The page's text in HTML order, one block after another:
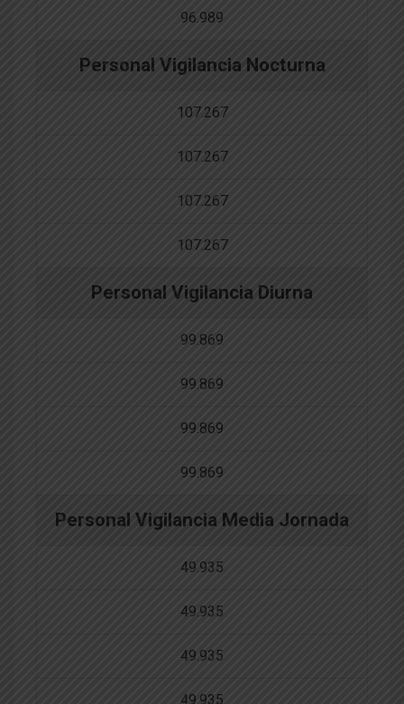
96.989
Personal Vigilancia Nocturna
107.267
107.267
107.267
107.267
Personal Vigilancia Diurna
99.869
99.869
99.869
99.869
Personal Vigilancia Media Jornada
49.935
49.935
49.935
49.935